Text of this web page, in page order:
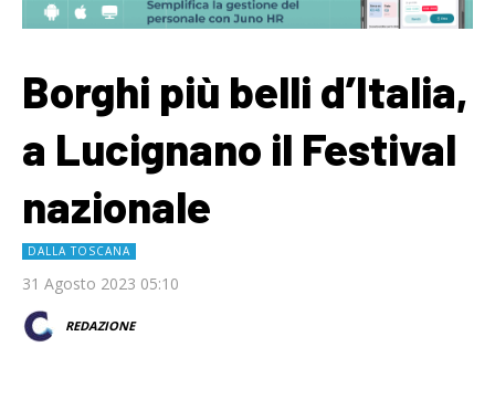
Borghi più belli d’Italia,
a Lucignano il Festival
nazionale
DALLA TOSCANA
31 Agosto 2023 05:10
REDAZIONE